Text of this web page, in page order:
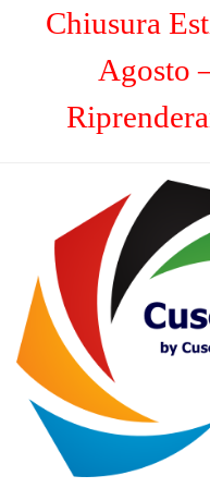
Chiusura
Agosto